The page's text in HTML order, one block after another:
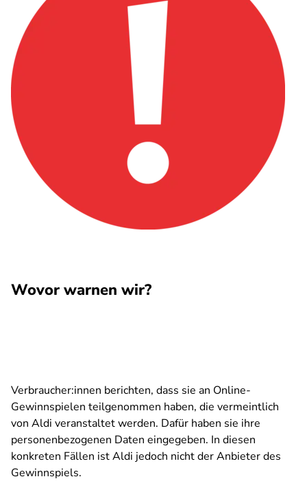
Wovor warnen wir?
Verbraucher:innen berichten, dass sie an Online-
Gewinnspielen teilgenommen haben, die vermeintlich
von Aldi veranstaltet werden. Dafür haben sie ihre
personenbezogenen Daten eingegeben. In diesen
konkreten Fällen ist Aldi jedoch nicht der Anbieter des
Gewinnspiels.